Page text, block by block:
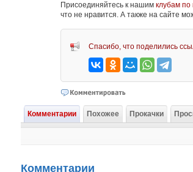
Присоединяйтесь к нашим клубам по
что не нравится. А также на сайте
Спасибо, что поделились
Комментарии Похожее Прокачки
Комментарии